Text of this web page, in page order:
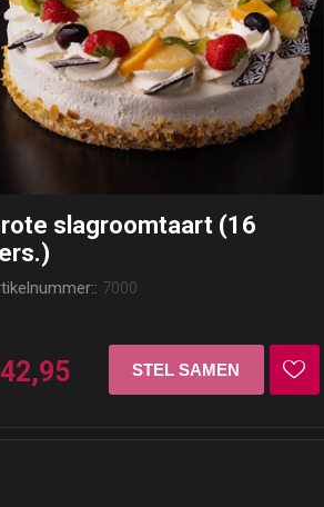
slagroomtaart (16
7000